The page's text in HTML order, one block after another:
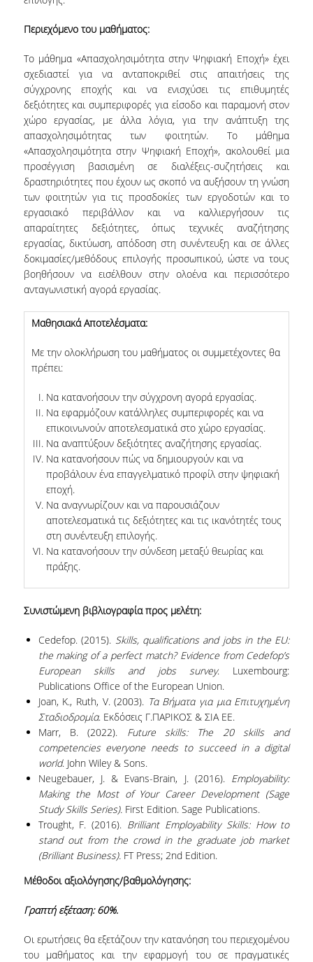
Περιεχόμενο του μαθήματος:
Το μάθημα «Απασχολησιμότητα στην Ψηφιακή Εποχή» έχει
σχεδιαστεί για να ανταποκριθεί στις απαιτήσεις της
σύγχρονης εποχής και να ενισχύσει τις επιθυμητές
δεξιότητες και συμπεριφορές για είσοδο και παραμονή στον
χώρο εργασίας, με άλλα λόγια, για την ανάπτυξη της
απασχολησιμότητας των φοιτητών. Το μάθημα
«Απασχολησιμότητα στην Ψηφιακή Εποχή», ακολουθεί μια
προσέγγιση βασισμένη σε διαλέξεις-συζητήσεις και
δραστηριότητες που έχουν ως σκοπό να αυξήσουν τη γνώση
των φοιτητών για τις προσδοκίες των εργοδοτών και το
εργασιακό περιβάλλον και να καλλιεργήσουν τις
απαραίτητες δεξιότητες, όπως τεχνικές αναζήτησης
εργασίας, δικτύωση, απόδοση στη συνέντευξη και σε άλλες
δοκιμασίες/μεθόδους επιλογής προσωπικού, ώστε να τους
βοηθήσουν να εισέλθουν στην ολοένα και περισσότερο
ανταγωνιστική αγορά εργασίας.
Μαθησιακά Αποτελέσματα:
Με την ολοκλήρωση του μαθήματος οι συμμετέχοντες θα
πρέπει:
Να κατανοήσουν την σύγχρονη αγορά εργασίας.
Να εφαρμόζουν κατάλληλες συμπεριφορές και να
επικοινωνούν αποτελεσματικά στο χώρο εργασίας.
Να αναπτύξουν δεξιότητες αναζήτησης εργασίας.
Να κατανοήσουν πώς να δημιουργούν και να
προβάλουν ένα επαγγελματικό προφίλ στην ψηφιακή
εποχή.
Να αναγνωρίζουν και να παρουσιάζουν
αποτελεσματικά τις δεξιότητες και τις ικανότητές τους
στη συνέντευξη επιλογής.
Να κατανοήσουν την σύνδεση μεταξύ θεωρίας και
πράξης.
Συνιστώμενη βιβλιογραφία προς μελέτη:
Cedefop. (2015). Skills, qualifications and jobs in the EU:
the making of a perfect match? Evidence from Cedefop’s
European skills and jobs survey. Luxembourg:
Publications Office of the European Union.
Joan, Κ., Ruth, V. (2003). Τα Βήματα για μια Επιτυχημένη
Σταδιοδρομία. Εκδόσεις Γ.ΠΑΡΙΚΟΣ & ΣΙΑ ΕΕ.
Marr, B. (2022). Future skills: The 20 skills and
competencies everyone needs to succeed in a digital
world. John Wiley & Sons.
Neugebauer, J. & Evans-Brain, J. (2016). Employability:
Making the Most of Your Career Development (Sage
Study Skills Series). First Edition. Sage Publications.
Trought, F. (2016). Brilliant Employability Skills: How to
stand out from the crowd in the graduate job market
(Brilliant Business).FT Press; 2nd Edition.
Μέθοδοι αξιολόγησης/βαθμολόγησης:
Γραπτή εξέταση: 60%.
Οι ερωτήσεις θα εξετάζουν την κατανόηση του περιεχομένου
του μαθήματος και την εφαρμογή του σε πραγματικές